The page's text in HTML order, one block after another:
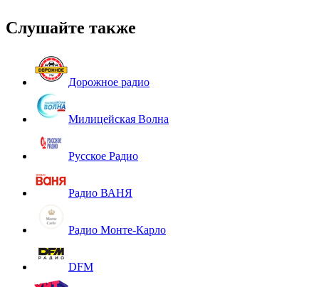
Слушайте также
Дорожное радио
Милицейская Волна
Русское Радио
Радио ВАНЯ
Радио Монте-Карло
DFM